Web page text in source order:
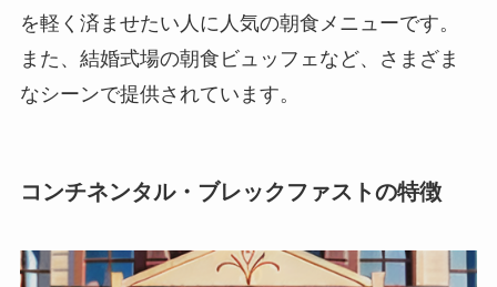
を軽く済ませたい人に人気の朝食メニューです。
また、結婚式場の朝食ビュッフェなど、さまざま
なシーンで提供されています。
コンチネンタル・ブレックファストの特徴